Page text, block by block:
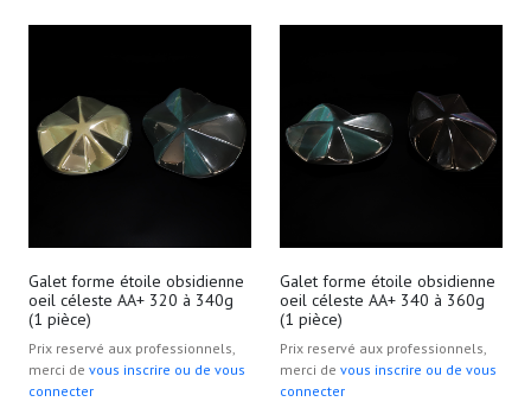
Galet forme étoile obsidienne
oeil céleste AA+ 320 à 340g
(1 pièce)
Prix reservé aux professionnels,
merci de vous inscrire ou de vous
connecter
Galet forme étoile obsidienne
oeil céleste AA+ 340 à 360g
(1 pièce)
Prix reservé aux professionnels,
merci de vous inscrire ou de vous
connecter